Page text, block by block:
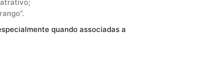
quando associadas a